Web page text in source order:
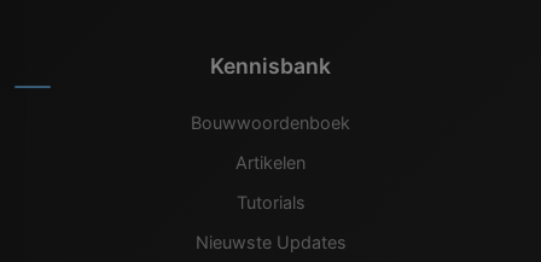
Kennisbank
Bouwwoordenboek
Artikelen
Tutorials
Nieuwste Updates